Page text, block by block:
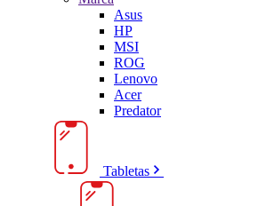
Asus
HP
MSI
ROG
Lenovo
Acer
Predator
Tabletas